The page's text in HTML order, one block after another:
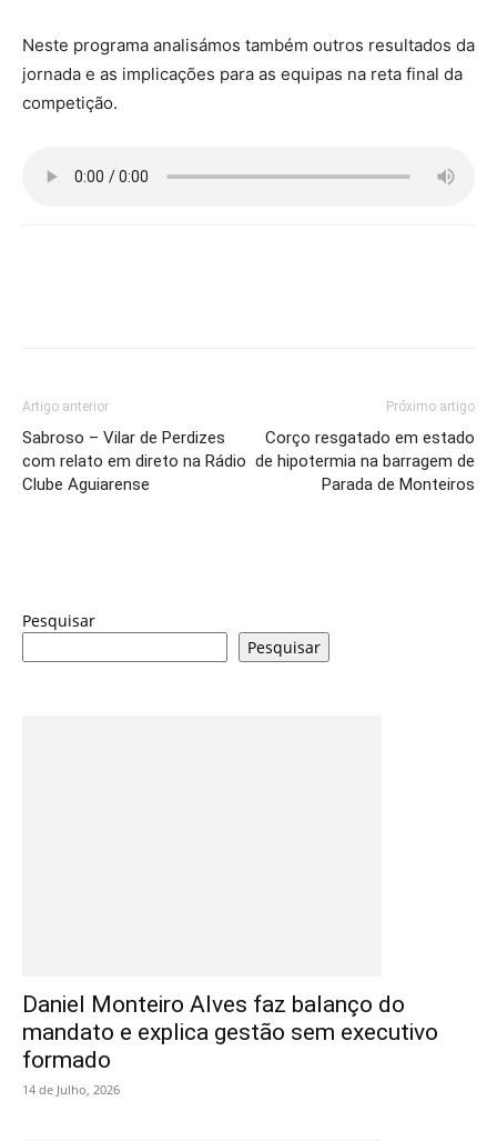
Neste programa analisámos também outros resultados da
jornada e as implicações para as equipas na reta final da
competição.
Artigo anterior
Sabroso – Vilar de Perdizes
com relato em direto na Rádio
Clube Aguiarense
Próximo artigo
Corço resgatado em estado
de hipotermia na barragem de
Parada de Monteiros
Pesquisar
Pesquisar
Daniel Monteiro Alves faz balanço do
mandato e explica gestão sem executivo
formado
14 de Julho, 2026